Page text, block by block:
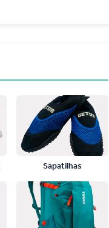
Sapatilhas